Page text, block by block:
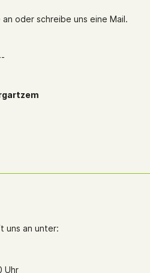
oder schreibe uns eine Mail.
uns an unter:
Uhr